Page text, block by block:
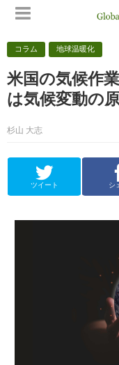
コラム 地球温暖化
米国の気候作
は気候変動の
杉山 大志
ツイート シ